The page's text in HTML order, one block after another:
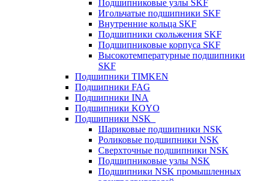
Подшипниковые узлы SKF
Игольчатые подшипники SKF
Внутренние кольца SKF
Подшипники скольжения SKF
Подшипниковые корпуса SKF
Высокотемпературные подшипники
SKF
Подшипники TIMKEN
Подшипники FAG
Подшипники INA
Подшипники KOYO
Подшипники NSK
Шариковые подшипники NSK
Роликовые подшипники NSK
Сверхточные подшипники NSK
Подшипниковые узлы NSK
Подшипники NSK промышленных